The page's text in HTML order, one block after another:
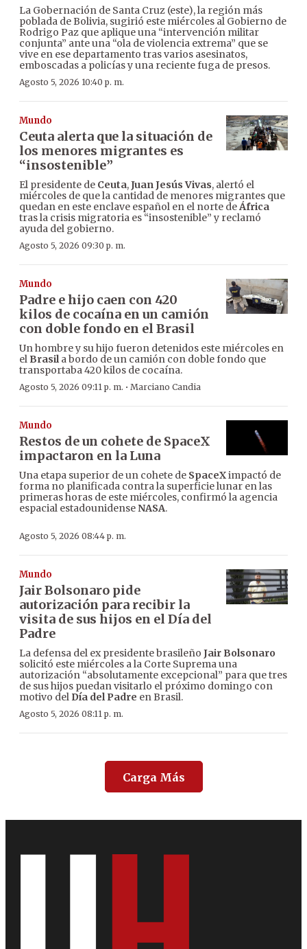
La Gobernación de Santa Cruz (este), la región más
poblada de Bolivia, sugirió este miércoles al Gobierno de
Rodrigo Paz que aplique una “intervención militar
conjunta” ante una “ola de violencia extrema” que se
vive en ese departamento tras varios asesinatos,
emboscadas a policías y una reciente fuga de presos.
Agosto 5, 2026 10:40 p. m.
Mundo
Ceuta alerta que la situación de
los menores migrantes es
“insostenible”
El presidente de Ceuta,Juan Jesús Vivas, alertó el
miércoles de que la cantidad de menores migrantes que
quedan en este enclave español en el norte deÁfrica
tras la crisis migratoria es “insostenible” y reclamó
ayuda del gobierno.
Agosto 5, 2026 09:30 p. m.
Mundo
Padre e hijo caen con 420
kilos de cocaína en un camión
con doble fondo en el Brasil
Un hombre y su hijo fueron detenidos este miércoles en
el Brasila bordo de un camión con doble fondo que
transportaba 420 kilos de cocaína.
Agosto 5, 2026 09:11 p. m. · Marciano Candia
Mundo
Restos de un cohete de SpaceX
impactaron en la Luna
Una etapa superior de un cohete de SpaceXimpactó de
forma no planificada contra la superficie lunar en las
primeras horas de este miércoles, confirmó la agencia
espacial estadounidenseNASA.
Agosto 5, 2026 08:44 p. m.
Mundo
Jair Bolsonaro pide
autorización para recibir la
visita de sus hijos en el Día del
Padre
La defensa del ex presidente brasileño Jair Bolsonaro
solicitó este miércoles a la Corte Suprema una
autorización “absolutamente excepcional” para que tres
de sus hijos puedan visitarlo el próximo domingo con
motivo del Día del Padre en Brasil.
Agosto 5, 2026 08:11 p. m.
Carga Más